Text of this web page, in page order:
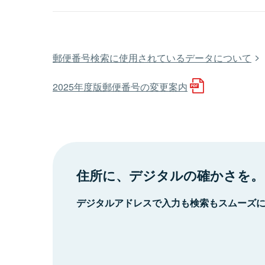
郵便番号検索に使用されているデータについて
2025年度版郵便番号の変更案内
住所に、デジタルの確かさを。
デジタルアドレスで入力も検索もスムーズ